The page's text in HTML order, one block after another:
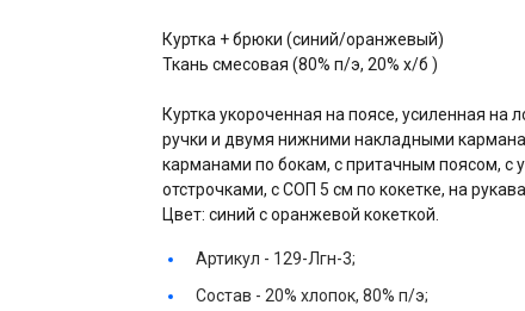
Куртка + брюки (синий/оранжевый)
Ткань смесовая (80% п/э, 20% х/б )
Куртка укороченная на поясе, усиленная
ручки и двумя нижними накладными
карманами по бокам, с притачным поясом, с
отстрочками, с СОП 5 см по кокетке, на
Цвет: синий с оранжевой кокеткой.
Артикул - 129-Лгн-3;
Состав - 20% хлопок, 80% п/э;